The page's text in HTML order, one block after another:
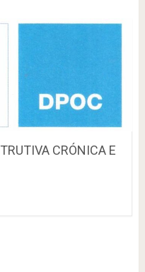
CRÓNICA E